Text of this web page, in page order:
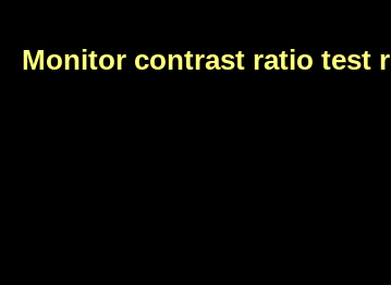
Monitor contrast ratio test